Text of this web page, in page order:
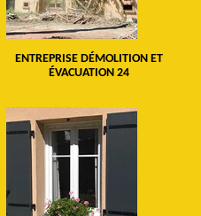
ENTREPRISE DÉMOLITION ET
ÉVACUATION 24